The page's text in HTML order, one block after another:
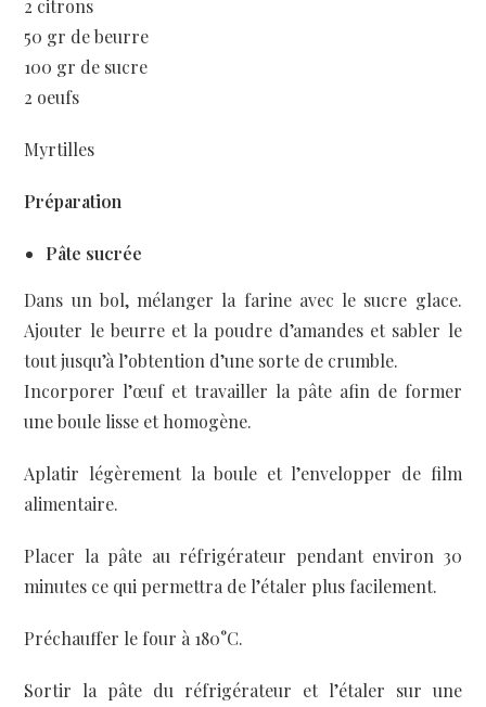
2 citrons
50 gr de beurre
100 gr de sucre
2 oeufs
Myrtilles
Préparation
Pâte sucrée
Dans un bol, mélanger la farine avec le sucre glace.
Ajouter le beurre et la poudre d’amandes et sabler le
tout jusqu’à l’obtention d’une sorte de crumble.
Incorporer l’œuf et travailler la pâte afin de former
une boule lisse et homogène.
Aplatir légèrement la boule et l’envelopper de film
alimentaire.
Placer la pâte au réfrigérateur pendant environ 30
minutes ce qui permettra de l’étaler plus facilement.
Préchauffer le four à 180°C.
Sortir la pâte du réfrigérateur et l’étaler sur une